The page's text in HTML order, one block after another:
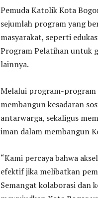
Pemuda Katolik Kota
sejumlah program yang
masyarakat, seperti
Program Pelatihan untuk
lainnya.
Melalui program-program
membangun kesadaran
antarwarga, sekaligus
iman dalam membangun
“Kami percaya bahwa
efektif jika melibatkan
Semangat kolaborasi dan